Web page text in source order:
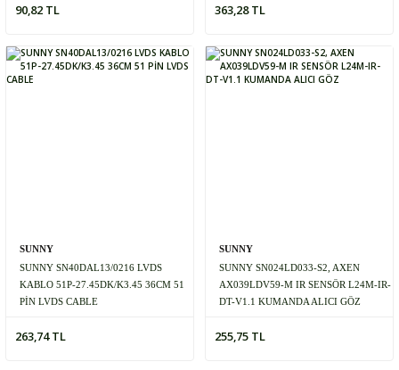
90,82 TL 363,28 TL
SUNNY
SUNNY SN40DAL13/0216 LVDS
KABLO 51P-27.45DK/K3.45 36CM 51
PİN LVDS CABLE
263,74 TL
SUNNY
SUNNY SN024LD033-S2, AXEN
AX039LDV59-M IR SENSÖR L24M-IR-
DT-V1.1 KUMANDA ALICI GÖZ
255,75 TL